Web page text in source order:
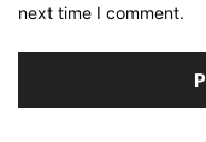
next time I comment.